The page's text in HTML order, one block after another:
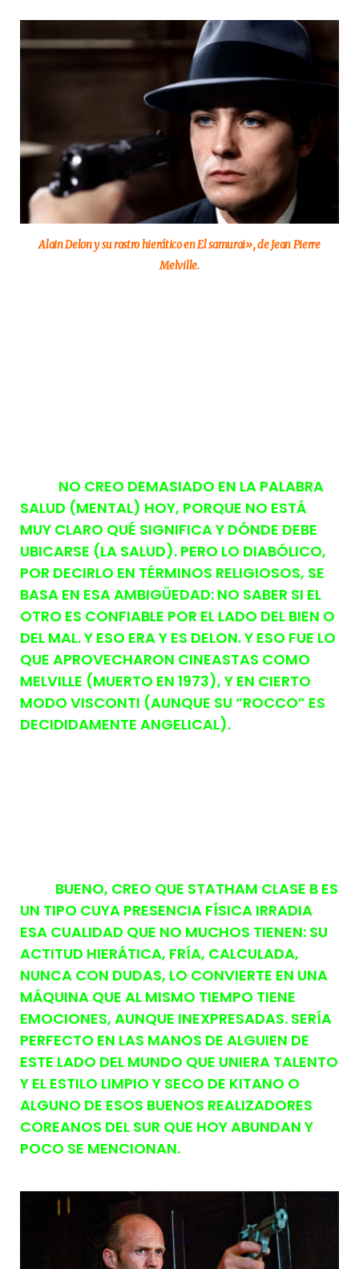
Alain Delon y su rostro hierático en El samurai», de Jean Pierre
Melville.
NO CREO DEMASIADO EN LA PALABRA
SALUD (MENTAL) HOY, PORQUE NO ESTÁ
MUY CLARO QUÉ SIGNIFICA Y DÓNDE DEBE
UBICARSE (LA SALUD). PERO LO DIABÓLICO,
POR DECIRLO EN TÉRMINOS RELIGIOSOS, SE
BASA EN ESA AMBIGÜEDAD: NO SABER SI EL
OTRO ES CONFIABLE POR EL LADO DEL BIEN O
DEL MAL. Y ESO ERA Y ES DELON. Y ESO FUE LO
QUE APROVECHARON CINEASTAS COMO
MELVILLE (MUERTO EN 1973), Y EN CIERTO
MODO VISCONTI (AUNQUE SU “ROCCO” ES
DECIDIDAMENTE ANGELICAL).
BUENO, CREO QUE STATHAM CLASE B ES
UN TIPO CUYA PRESENCIA FÍSICA IRRADIA
ESA CUALIDAD QUE NO MUCHOS TIENEN: SU
ACTITUD HIERÁTICA, FRÍA, CALCULADA,
NUNCA CON DUDAS, LO CONVIERTE EN UNA
MÁQUINA QUE AL MISMO TIEMPO TIENE
EMOCIONES, AUNQUE INEXPRESADAS. SERÍA
PERFECTO EN LAS MANOS DE ALGUIEN DE
ESTE LADO DEL MUNDO QUE UNIERA TALENTO
Y EL ESTILO LIMPIO Y SECO DE KITANO O
ALGUNO DE ESOS BUENOS REALIZADORES
COREANOS DEL SUR QUE HOY ABUNDAN Y
POCO SE MENCIONAN.